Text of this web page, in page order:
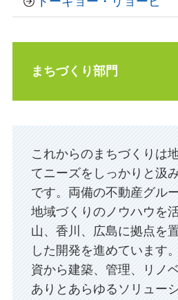
まちづくり部門
これからのまちづくりは
てニーズをしっかりと汲
です。両備の不動産グル
地域づくりのノウハウを
山、香川、広島に拠点を
した開発を進めています
資から建築、管理、リノ
ありとあらゆるソリュー